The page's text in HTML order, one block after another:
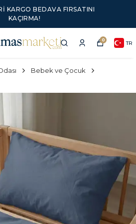
KARGO BEDAVA FIRSATINI
KAÇIRMA!
0 TR
Bebek ve Çocuk